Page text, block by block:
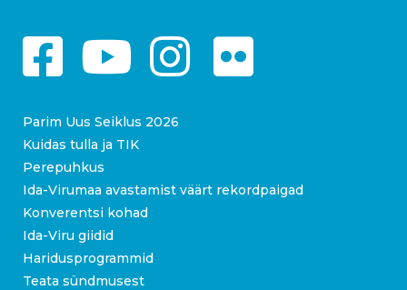
Parim Uus Seiklus 2026
Kuidas tulla ja TIK
Perepuhkus
Ida-Virumaa avastamist väärt rekordpaigad
Konverentsi kohad
Ida-Viru giidid
Haridusprogrammid
Teata sündmusest